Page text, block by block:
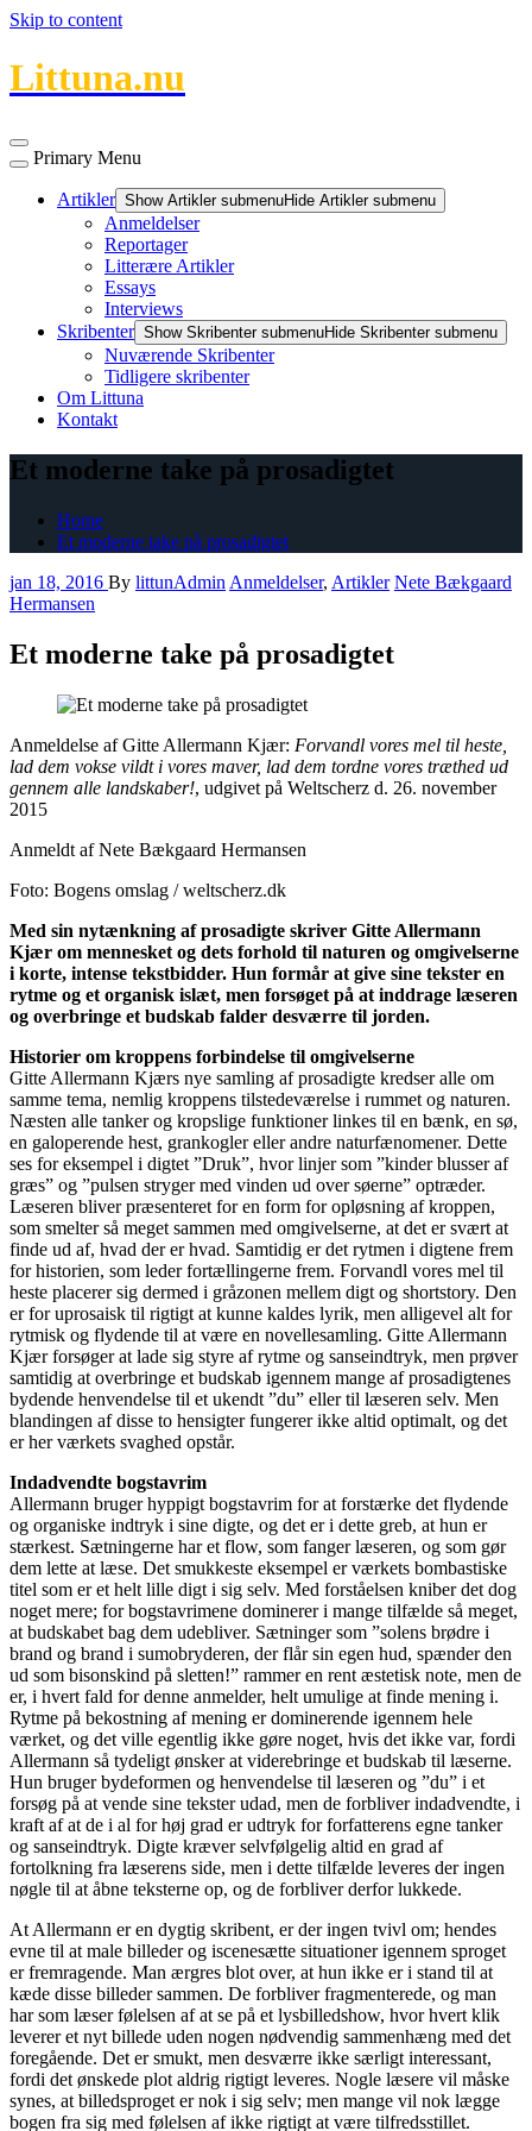
Skip to content
Littuna.nu
Primary Menu
Artikler Show Artikler submenuHide Artikler submenu
Anmeldelser
Reportager
Litterære Artikler
Essays
Interviews
Skribenter Show Skribenter submenuHide Skribenter submenu
Nuværende Skribenter
Tidligere skribenter
Om Littuna
Kontakt
Et moderne take på prosadigtet
Home
Et moderne take på prosadigtet
jan 18, 2016 By littunAdmin Anmeldelser, Artikler Nete Bækgaard
Hermansen
Et moderne take på prosadigtet
Anmeldelse af Gitte Allermann Kjær: Forvandl vores mel til heste,
lad dem vokse vildt i vores maver, lad dem tordne vores træthed ud
gennem alle landskaber!, udgivet på Weltscherz d. 26. november
2015
Anmeldt af Nete Bækgaard Hermansen
Foto: Bogens omslag / weltscherz.dk
Med sin nytænkning af prosadigte skriver Gitte Allermann
Kjær om mennesket og dets forhold til naturen og omgivelserne
i korte, intense tekstbidder. Hun formår at give sine tekster en
rytme og et organisk islæt, men forsøget på at inddrage læseren
og overbringe et budskab falder desværre til jorden.
Historier om kroppens forbindelse til omgivelserne
Gitte Allermann Kjærs nye samling af prosadigte kredser alle om
samme tema, nemlig kroppens tilstedeværelse i rummet og naturen.
Næsten alle tanker og kropslige funktioner linkes til en bænk, en sø,
en galoperende hest, grankogler eller andre naturfænomener. Dette
ses for eksempel i digtet ”Druk”, hvor linjer som ”kinder blusser af
græs” og ”pulsen stryger med vinden ud over søerne” optræder.
Læseren bliver præsenteret for en form for opløsning af kroppen,
som smelter så meget sammen med omgivelserne, at det er svært at
finde ud af, hvad der er hvad. Samtidig er det rytmen i digtene frem
for historien, som leder fortællingerne frem. Forvandl vores mel til
heste placerer sig dermed i gråzonen mellem digt og shortstory. Den
er for uprosaisk til rigtigt at kunne kaldes lyrik, men alligevel alt for
rytmisk og flydende til at være en novellesamling. Gitte Allermann
Kjær forsøger at lade sig styre af rytme og sanseindtryk, men prøver
samtidig at overbringe et budskab igennem mange af prosadigtenes
bydende henvendelse til et ukendt ”du” eller til læseren selv. Men
blandingen af disse to hensigter fungerer ikke altid optimalt, og det
er her værkets svaghed opstår.
Indadvendte bogstavrim
Allermann bruger hyppigt bogstavrim for at forstærke det flydende
og organiske indtryk i sine digte, og det er i dette greb, at hun er
stærkest. Sætningerne har et flow, som fanger læseren, og som gør
dem lette at læse. Det smukkeste eksempel er værkets bombastiske
titel som er et helt lille digt i sig selv. Med forståelsen kniber det dog
noget mere; for bogstavrimene dominerer i mange tilfælde så meget,
at budskabet bag dem udebliver. Sætninger som ”solens brødre i
brand og brand i sumobryderen, der flår sin egen hud, spænder den
ud som bisonskind på sletten!” rammer en rent æstetisk note, men de
er, i hvert fald for denne anmelder, helt umulige at finde mening i.
Rytme på bekostning af mening er dominerende igennem hele
værket, og det ville egentlig ikke gøre noget, hvis det ikke var, fordi
Allermann så tydeligt ønsker at viderebringe et budskab til læserne.
Hun bruger bydeformen og henvendelse til læseren og ”du” i et
forsøg på at vende sine tekster udad, men de forbliver indadvendte, i
kraft af at de i al for høj grad er udtryk for forfatterens egne tanker
og sanseindtryk. Digte kræver selvfølgelig altid en grad af
fortolkning fra læserens side, men i dette tilfælde leveres der ingen
nøgle til at åbne teksterne op, og de forbliver derfor lukkede.
At Allermann er en dygtig skribent, er der ingen tvivl om; hendes
evne til at male billeder og iscenesætte situationer igennem sproget
er fremragende. Man ærgres blot over, at hun ikke er i stand til at
kæde disse billeder sammen. De forbliver fragmenterede, og man
har som læser følelsen af at se på et lysbilledshow, hvor hvert klik
leverer et nyt billede uden nogen nødvendig sammenhæng med det
foregående. Det er smukt, men desværre ikke særligt interessant,
fordi det ønskede plot aldrig rigtigt leveres. Nogle læsere vil måske
synes, at billedsproget er nok i sig selv; men mange vil nok lægge
bogen fra sig med følelsen af ikke rigtigt at være tilfredsstillet.